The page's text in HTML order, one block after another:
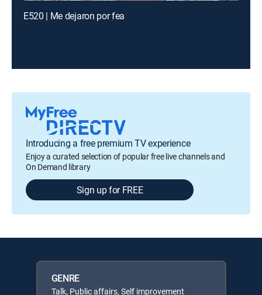
E520 | Me dejaron por fea
Introducing a free premium TV experience
Enjoy a curated selection of popular free live channels and
On Demand library
Sign up for FREE
GENRE
Talk, Public affairs, Self improvement